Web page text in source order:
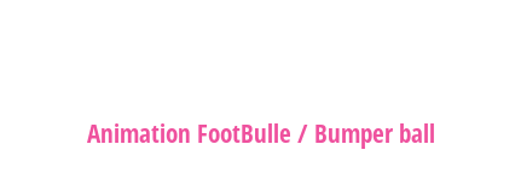
Animation FootBulle / Bumper ball